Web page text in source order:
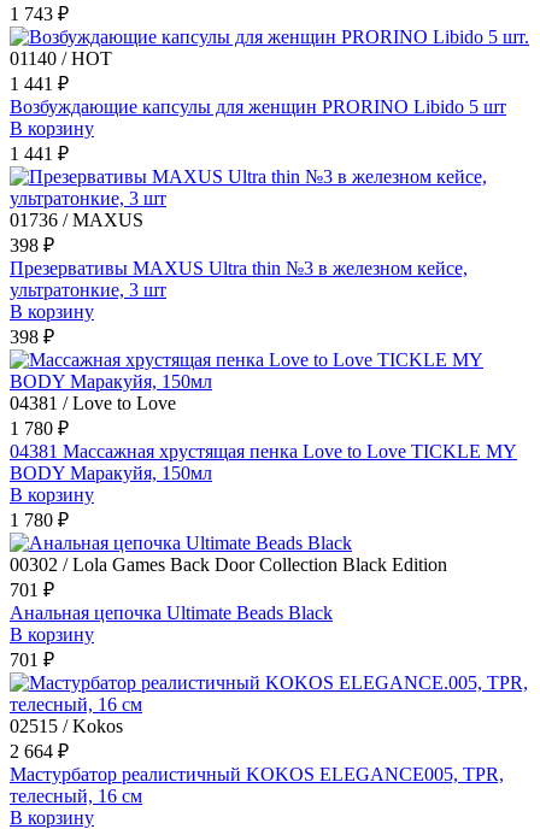
1 743 ₽
01140 / HOT
1 441 ₽
Возбуждающие капсулы для женщин PRORINO Libido 5 шт
В корзину
1 441 ₽
01736 / MAXUS
398 ₽
Презервативы MAXUS Ultra thin №3 в железном кейсе,
ультратонкие, 3 шт
В корзину
398 ₽
04381 / Love to Love
1 780 ₽
04381 Массажная хрустящая пенка Love to Love TICKLE MY
BODY Маракуйя, 150мл
В корзину
1 780 ₽
00302 / Lola Games Back Door Collection Black Edition
701 ₽
Анальная цепочка Ultimate Beads Black
В корзину
701 ₽
02515 / Kokos
2 664 ₽
Мастурбатор реалистичный KOKOS ELEGANCE005, TPR,
телесный, 16 см
В корзину